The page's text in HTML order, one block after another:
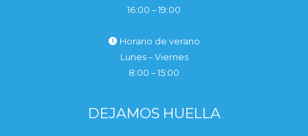
16:00 – 19:00
Horario de verano
Lunes – Viernes
8:00 – 15:00
DEJAMOS HUELLA